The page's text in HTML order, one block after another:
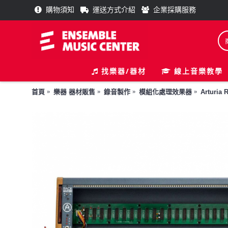
購物須知 運送方式介紹 企業採購服務
找樂器/器材 線上音樂教學
首頁 樂器 器材販售 錄音製作 模組化處理效果器 Arturia